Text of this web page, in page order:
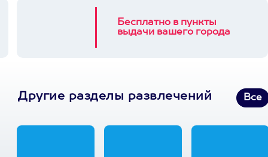
Бесплатно в пункты
выдачи вашего города
Другие разделы развлечений Все